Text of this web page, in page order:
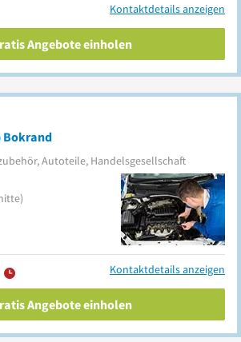
Kontaktdetails anzeigen
Angebote einholen
Bokrand
Autoteile, Handelsgesellschaft
Kontaktdetails anzeigen
Angebote einholen